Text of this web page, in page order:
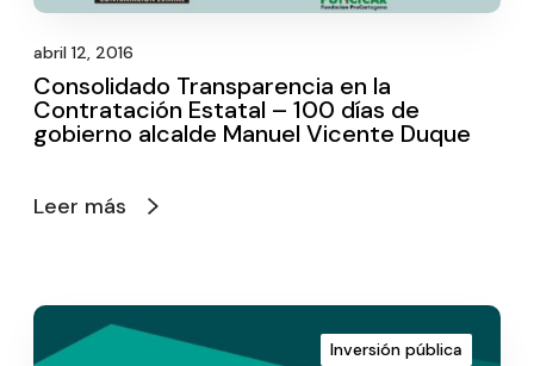
abril 12, 2016
Consolidado Transparencia en la
Contratación Estatal – 100 días de
gobierno alcalde Manuel Vicente Duque
Leer más
Inversión pública